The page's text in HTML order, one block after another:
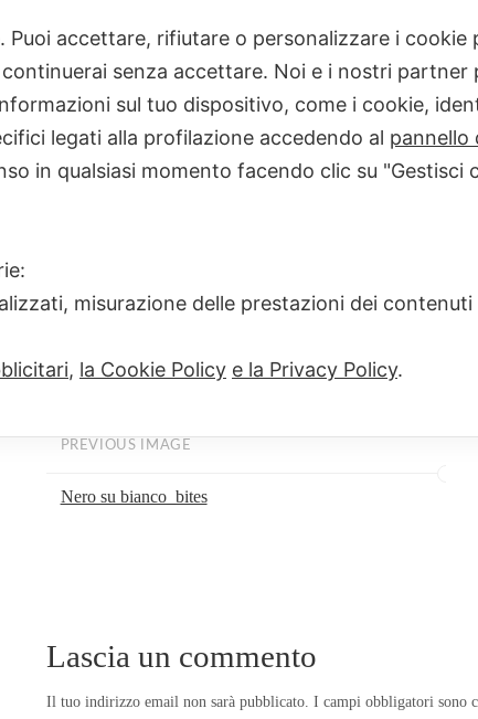
news
FULL
SIZE
1000 × 100
ECCO NERO SU BIANCO_BITES, LA NEWSLETTER
ISCRIVERSI
PREVIOUS IMAGE
Nero su bianco_bites
Lascia un commento
Il tuo indirizzo email non sarà pubblicato. I campi obbligatori sono
accettare, rifiutare o personalizzare i cookie
senza accettare. Noi e i nostri partner
sul tuo dispositivo, come i cookie,
legati alla profilazione accedendo al pannello
in qualsiasi momento facendo clic su "Gestisci
misurazione delle prestazioni dei contenuti
, la Cookie Policy e la Privacy Policy.